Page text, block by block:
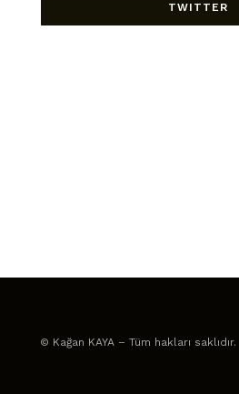
TWITTER
© Kağan KAYA – Tüm hakları saklıdır.